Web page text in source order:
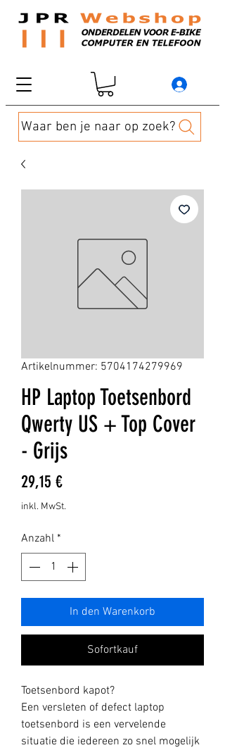
Waar ben je naar op zoek?
Artikelnummer: 5704174279969
HP Laptop Toetsenbord
Qwerty US + Top Cover
- Grijs
29,15 €Preis
inkl. MwSt.
Anzahl *
In den Warenkorb
Sofortkauf
Toetsenbord kapot?
Een versleten of defect laptop
toetsenbord is een vervelende
situatie die iedereen zo snel mogelijk